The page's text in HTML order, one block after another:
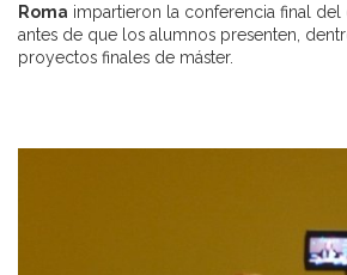
Roma impartieron la conferencia final del
antes de que los alumnos presenten,
proyectos finales de máster.